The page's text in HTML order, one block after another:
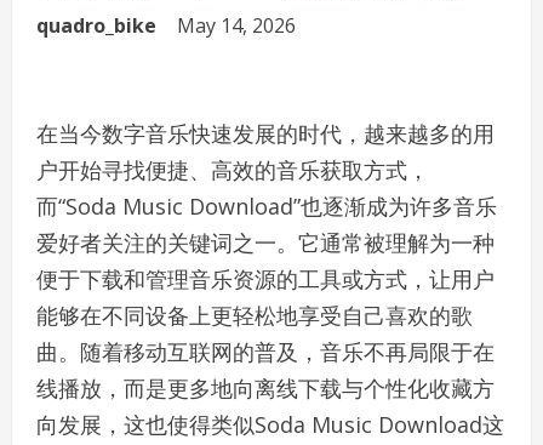
quadro_bike May 14, 2026
在当今数字音乐快速发展的时代，越来越多的用
户开始寻找便捷、高效的音乐获取方式，
而“Soda Music Download”也逐渐成为许多音乐
爱好者关注的关键词之一。它通常被理解为一种
便于下载和管理音乐资源的工具或方式，让用户
能够在不同设备上更轻松地享受自己喜欢的歌
曲。随着移动互联网的普及，音乐不再局限于在
线播放，而是更多地向离线下载与个性化收藏方
向发展，这也使得类似Soda Music Download这